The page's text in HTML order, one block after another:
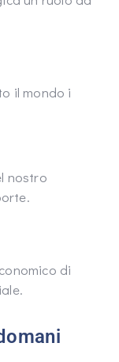
il mondo i
nostro
di